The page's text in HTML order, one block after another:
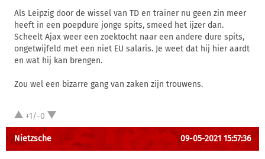
Als Leipzig door de wissel van TD en trainer nu geen zin meer
heeft in een poepdure jonge spits, smeed het ijzer dan.
Scheelt Ajax weer een zoektocht naar een andere dure spits,
ongetwijfeld met een niet EU salaris. Je weet dat hij hier aardt
en wat hij kan brengen.
Zou wel een bizarre gang van zaken zijn trouwens.
+1/-0
Nietzsche 09-05-2021 15:57:36